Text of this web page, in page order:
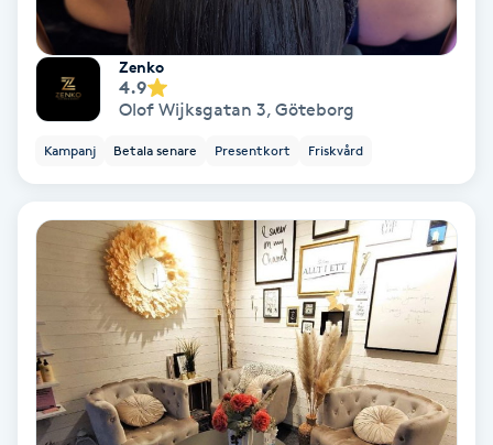
Spa-manikyr
Spa-pedikyr
Svensk massage
Svettbehandling
Zenko
4.9
Olof Wijksgatan 3, Göteborg
Kampanj Betala senare Presentkort Friskvård